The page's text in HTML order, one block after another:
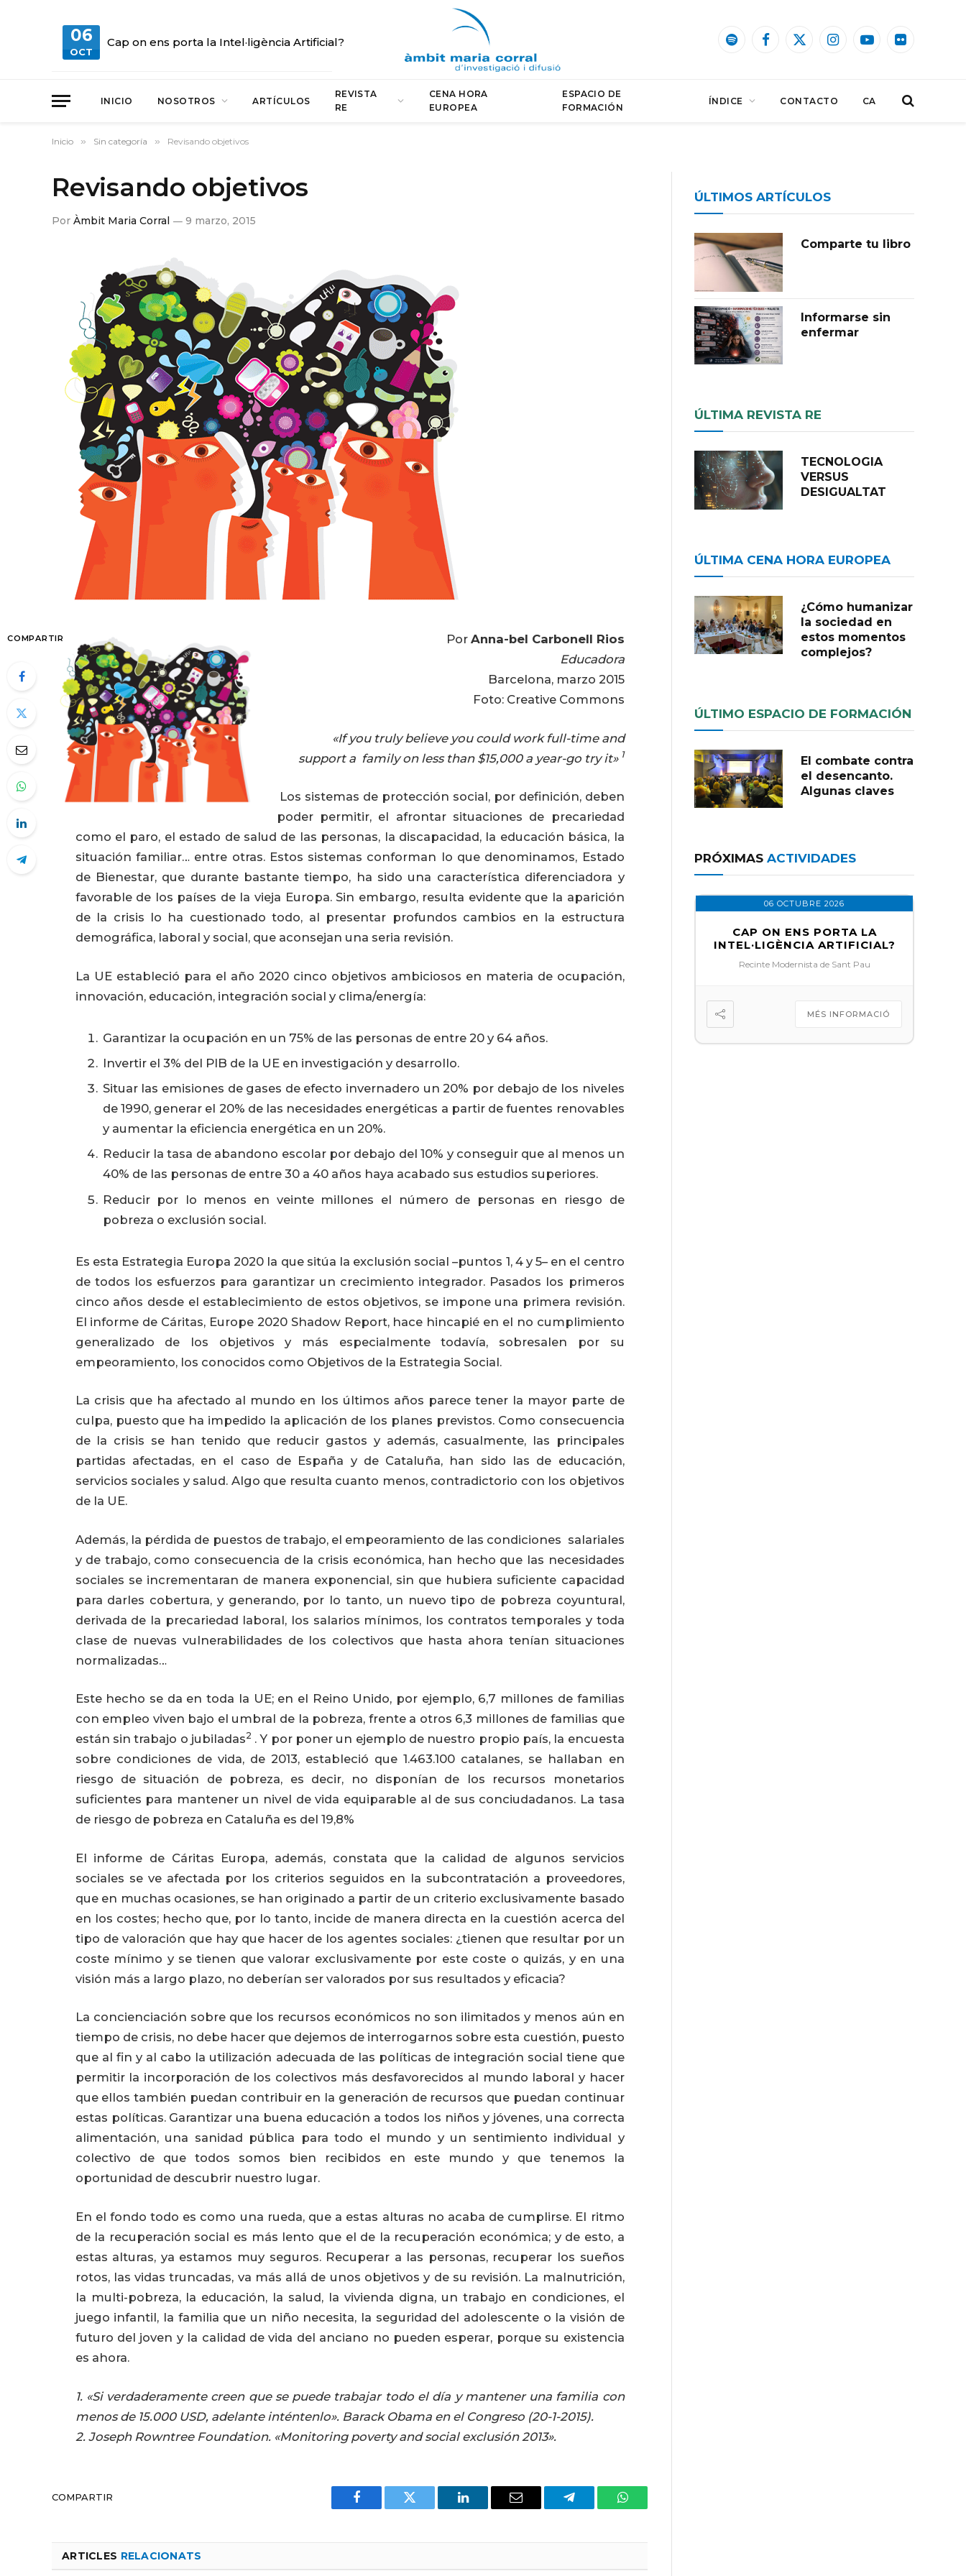
06
OCT
Cap on ens porta la Intel·ligència Artificial? SpotifyFacebook
X
InstagramYouTubeFlickr
INICIO NOSOTROS ARTÍCULOS
REVISTA
RE
CENA HORA
EUROPEA
ESPACIO DE
FORMACIÓN
ÍNDICE CONTACTO CA
Inicio » Sin categoría » Revisando objetivos
Revisando objetivos
Por Àmbit Maria Corral 9 marzo, 2015
COMPARTIR Por Anna-bel Carbonell Rios
Educadora
Barcelona, marzo 2015
Foto: Creative Commons
«If you truly believe you could work full-time and
support a family on less than $15,000 a year-go try it» 1
Los sistemas de protección social, por definición, deben
poder permitir, el afrontar situaciones de precariedad
como el paro, el estado de salud de las personas, la discapacidad, la educación básica, la
situación familiar… entre otras. Estos sistemas conforman lo que denominamos, Estado
de Bienestar, que durante bastante tiempo, ha sido una característica diferenciadora y
favorable de los países de la vieja Europa. Sin embargo, resulta evidente que la aparición
de la crisis lo ha cuestionado todo, al presentar profundos cambios en la estructura
demográfica, laboral y social, que aconsejan una seria revisión.
La UE estableció para el año 2020 cinco objetivos ambiciosos en materia de ocupación,
innovación, educación, integración social y clima/energía:
Garantizar la ocupación en un 75% de las personas de entre 20 y 64 años.
Invertir el 3% del PIB de la UE en investigación y desarrollo.
Situar las emisiones de gases de efecto invernadero un 20% por debajo de los niveles
de 1990, generar el 20% de las necesidades energéticas a partir de fuentes renovables
y aumentar la eficiencia energética en un 20%.
Reducir la tasa de abandono escolar por debajo del 10% y conseguir que al menos un
40% de las personas de entre 30 a 40 años haya acabado sus estudios superiores.
Reducir por lo menos en veinte millones el número de personas en riesgo de
pobreza o exclusión social.
Es esta Estrategia Europa 2020 la que sitúa la exclusión social –puntos 1, 4 y 5– en el centro
de todos los esfuerzos para garantizar un crecimiento integrador. Pasados los primeros
cinco años desde el establecimiento de estos objetivos, se impone una primera revisión.
El informe de Cáritas, Europe 2020 Shadow Report, hace hincapié en el no cumplimiento
generalizado de los objetivos y más especialmente todavía, sobresalen por su
empeoramiento, los conocidos como Objetivos de la Estrategia Social.
La crisis que ha afectado al mundo en los últimos años parece tener la mayor parte de
culpa, puesto que ha impedido la aplicación de los planes previstos. Como consecuencia
de la crisis se han tenido que reducir gastos y además, casualmente, las principales
partidas afectadas, en el caso de España y de Cataluña, han sido las de educación,
servicios sociales y salud. Algo que resulta cuanto menos, contradictorio con los objetivos
de la UE.
Además, la pérdida de puestos de trabajo, el empeoramiento de las condiciones salariales
y de trabajo, como consecuencia de la crisis económica, han hecho que las necesidades
sociales se incrementaran de manera exponencial, sin que hubiera suficiente capacidad
para darles cobertura, y generando, por lo tanto, un nuevo tipo de pobreza coyuntural,
derivada de la precariedad laboral, los salarios mínimos, los contratos temporales y toda
clase de nuevas vulnerabilidades de los colectivos que hasta ahora tenían situaciones
normalizadas…
Este hecho se da en toda la UE; en el Reino Unido, por ejemplo, 6,7 millones de familias
con empleo viven bajo el umbral de la pobreza, frente a otros 6,3 millones de familias que
están sin trabajo o jubiladas2 . Y por poner un ejemplo de nuestro propio país, la encuesta
sobre condiciones de vida, de 2013, estableció que 1.463.100 catalanes, se hallaban en
riesgo de situación de pobreza, es decir, no disponían de los recursos monetarios
suficientes para mantener un nivel de vida equiparable al de sus conciudadanos. La tasa
de riesgo de pobreza en Cataluña es del 19,8%
El informe de Cáritas Europa, además, constata que la calidad de algunos servicios
sociales se ve afectada por los criterios seguidos en la subcontratación a proveedores,
que en muchas ocasiones, se han originado a partir de un criterio exclusivamente basado
en los costes; hecho que, por lo tanto, incide de manera directa en la cuestión acerca del
tipo de valoración que hay que hacer de los agentes sociales: ¿tienen que resultar por un
coste mínimo y se tienen que valorar exclusivamente por este coste o quizás, y en una
visión más a largo plazo, no deberían ser valorados por sus resultados y eficacia?
La concienciación sobre que los recursos económicos no son ilimitados y menos aún en
tiempo de crisis, no debe hacer que dejemos de interrogarnos sobre esta cuestión, puesto
que al fin y al cabo la utilización adecuada de las políticas de integración social tiene que
permitir la incorporación de los colectivos más desfavorecidos al mundo laboral y hacer
que ellos también puedan contribuir en la generación de recursos que puedan continuar
estas políticas. Garantizar una buena educación a todos los niños y jóvenes, una correcta
alimentación, una sanidad pública para todo el mundo y un sentimiento individual y
colectivo de que todos somos bien recibidos en este mundo y que tenemos la
oportunidad de descubrir nuestro lugar.
En el fondo todo es como una rueda, que a estas alturas no acaba de cumplirse. El ritmo
de la recuperación social es más lento que el de la recuperación económica; y de esto, a
estas alturas, ya estamos muy seguros. Recuperar a las personas, recuperar los sueños
rotos, las vidas truncadas, va más allá de unos objetivos y de su revisión. La malnutrición,
la multi-pobreza, la educación, la salud, la vivienda digna, un trabajo en condiciones, el
juego infantil, la familia que un niño necesita, la seguridad del adolescente o la visión de
futuro del joven y la calidad de vida del anciano no pueden esperar, porque su existencia
es ahora.
1. «Si verdaderamente creen que se puede trabajar todo el día y mantener una familia con
menos de 15.000 USD, adelante inténtenlo». Barack Obama en el Congreso (20-1-2015).
2. Joseph Rowntree Foundation. «Monitoring poverty and social exclusión 2013».
COMPARTIR
Facebook Twitter LinkedIn Email Telegram WhatsApp
ARTICLES RELACIONATS
ÚLTIMOS ARTÍCULOS
Comparte tu libro
Informarse sin
enfermar
ÚLTIMA REVISTA RE
TECNOLOGIA
VERSUS
DESIGUALTAT
ÚLTIMA CENA HORA EUROPEA
¿Cómo humanizar
la sociedad en
estos momentos
complejos?
ÚLTIMO ESPACIO DE FORMACIÓN
El combate contra
el desencanto.
Algunas claves
PRÓXIMASACTIVIDADES
06 OCTUBRE 2026
CAP ON ENS PORTA LA
INTEL·LIGÈNCIA ARTIFICIAL?
Recinte Modernista de Sant Pau
MÉS INFORMACIÓ